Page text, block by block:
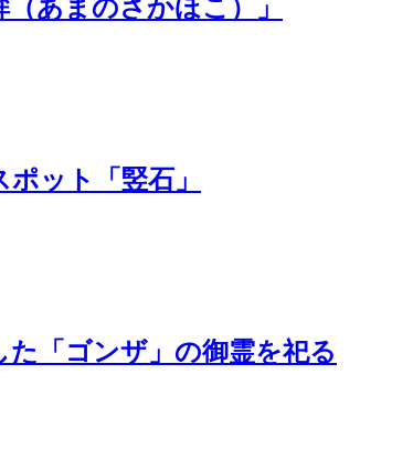
あまのさかほこ）」
ット「竪石」
「ゴンザ」の御霊を祀る